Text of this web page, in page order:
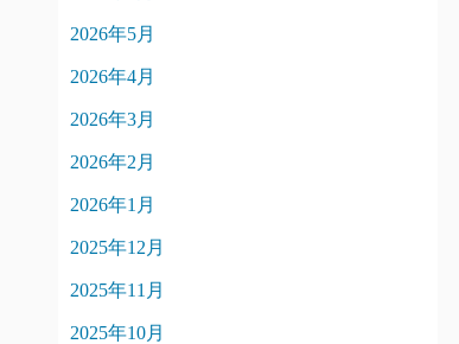
2026年5月
2026年4月
2026年3月
2026年2月
2026年1月
2025年12月
2025年11月
2025年10月